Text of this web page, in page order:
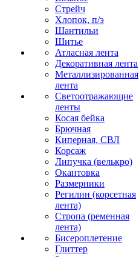
Стрейч
Хлопок, п/э
Шантильи
Шитье
Атласная лента
Декоративная лента
Металлизированная
лента
Светоотражающие
ленты
Косая бейка
Брючная
Киперная, СВЛ
Корсаж
Липучка (велькро)
Окантовка
Размерники
Регилин (корсетная
лента)
Стропа (ременная
лента)
Бисероплетение
Глиттер